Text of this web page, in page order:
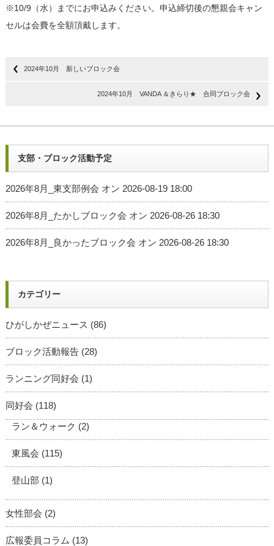
※10/9（水）までにお申込みください。申込締切後の懇親会キャン
セルは会費を全額頂戴します。
2024年10月 新しいブロック会
2024年10月 VANDA ＆きらり★ 合同ブロック会
支部・ブロック活動予定
2026年8月_東支部例会 オン 2026-08-19 18:00
2026年8月_たかしブロック会 オン 2026-08-26 18:30
2026年8月_良かったブロック会 オン 2026-08-26 18:30
カテゴリー
ひがしかぜニュース (86)
ブロック活動報告(28)
ランニング同好会 (1)
同好会 (118)
ラン＆ウォーク (2)
東風会 (115)
登山部 (1)
女性部会 (2)
広報委員コラム (13)